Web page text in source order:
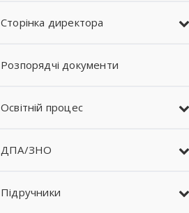
Сторінка директора
Розпорядчі документи
Освітній процес
ДПА/ЗНО
Підручники